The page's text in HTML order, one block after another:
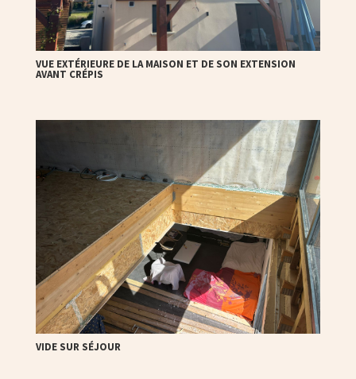
VUE EXTÉRIEURE DE LA MAISON ET DE SON EXTENSION
AVANT CRÉPIS
VIDE SUR SÉJOUR